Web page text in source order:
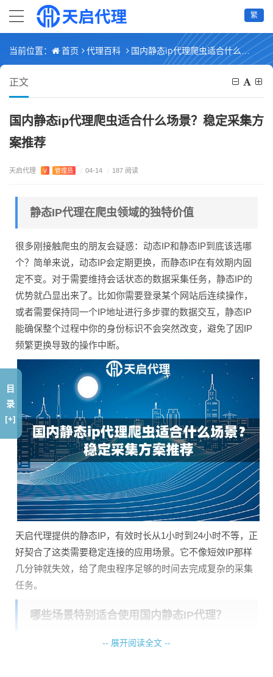
繁
当前位置： 首页 代理百科 国内静态ip代理爬虫适合什么场景？稳定采集方案推荐
正文
国内静态ip代理爬虫适合什么场景？稳定采集方
案推荐
天启代理 V 管理员 / 04-14 / 187 阅读
静态IP代理在爬虫领域的独特价值
很多刚接触爬虫的朋友会疑惑：动态IP和静态IP到底该选哪
个？简单来说，动态IP会定期更换，而静态IP在有效期内固
定不变。对于需要维持会话状态的数据采集任务，静态IP的
优势就凸显出来了。比如你需要登录某个网站后连续操作，
或者需要保持同一个IP地址进行多步骤的数据交互，静态IP
能确保整个过程中你的身份标识不会突然改变，避免了因IP
频繁更换导致的操作中断。
天启代理提供的静态IP，有效时长从1小时到24小时不等，正
好契合了这类需要稳定连接的应用场景。它不像短效IP那样
几分钟就失效，给了爬虫程序足够的时间去完成复杂的采集
任务。
哪些场景特别适合使用国内静态IP代理？
根据实际应用经验，以下这些情况使用静态IP代理会事半功
-- 展开阅读全文 --
目
录
[+]